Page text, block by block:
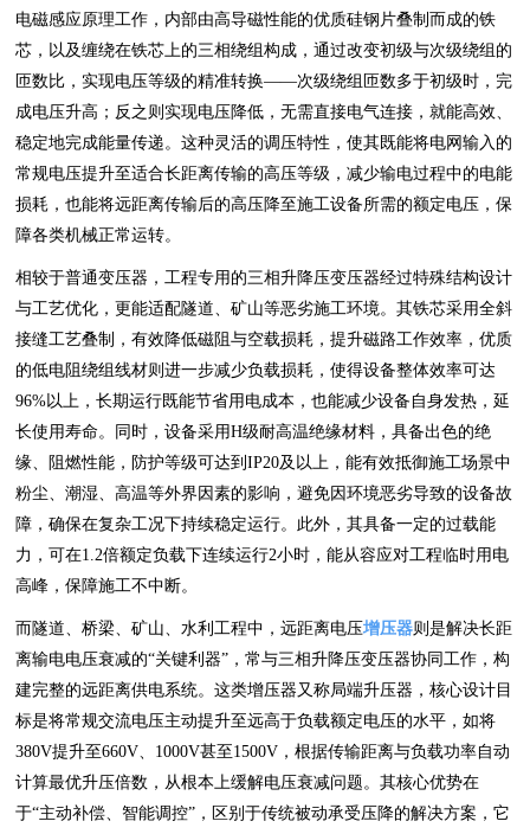
电磁感应原理工作，内部由高导磁性能的优质硅钢片叠制而成的铁
芯，以及缠绕在铁芯上的三相绕组构成，通过改变初级与次级绕组的
匝数比，实现电压等级的精准转换——次级绕组匝数多于初级时，完
成电压升高；反之则实现电压降低，无需直接电气连接，就能高效、
稳定地完成能量传递。这种灵活的调压特性，使其既能将电网输入的
常规电压提升至适合长距离传输的高压等级，减少输电过程中的电能
损耗，也能将远距离传输后的高压降至施工设备所需的额定电压，保
障各类机械正常运转。
相较于普通变压器，工程专用的三相升降压变压器经过特殊结构设计
与工艺优化，更能适配隧道、矿山等恶劣施工环境。其铁芯采用全斜
接缝工艺叠制，有效降低磁阻与空载损耗，提升磁路工作效率，优质
的低电阻绕组线材则进一步减少负载损耗，使得设备整体效率可达
96%以上，长期运行既能节省用电成本，也能减少设备自身发热，延
长使用寿命。同时，设备采用H级耐高温绝缘材料，具备出色的绝
缘、阻燃性能，防护等级可达到IP20及以上，能有效抵御施工场景中
粉尘、潮湿、高温等外界因素的影响，避免因环境恶劣导致的设备故
障，确保在复杂工况下持续稳定运行。此外，其具备一定的过载能
力，可在1.2倍额定负载下连续运行2小时，能从容应对工程临时用电
高峰，保障施工不中断。
而隧道、桥梁、矿山、水利工程中，远距离电压增压器则是解决长距
离输电电压衰减的“关键利器”，常与三相升降压变压器协同工作，构
建完整的远距离供电系统。这类增压器又称局端升压器，核心设计目
标是将常规交流电压主动提升至远高于负载额定电压的水平，如将
380V提升至660V、1000V甚至1500V，根据传输距离与负载功率自动
计算最优升压倍数，从根本上缓解电压衰减问题。其核心优势在
于“主动补偿、智能调控”，区别于传统被动承受压降的解决方案，它